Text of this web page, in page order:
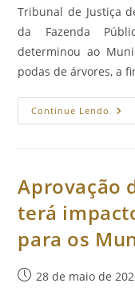
Tribunal de Justiça
da Fazenda
determinou ao
podas de árvores, a
Continue Lendo
Deve
Aprovação
terá
para os
Post28 de maio de